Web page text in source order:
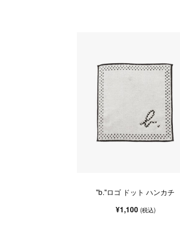
"b."ロゴ ドット ハンカチ
¥1,100 (税込)